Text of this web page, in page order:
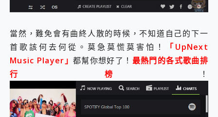
當然，難免會有曲終人散的時候，不知道自己的下一
首歌該何去何從。莫急莫慌莫害怕！
「UpNext
Music Player」 都幫你想好了！ 最熱門的各式歌曲排
行榜
！